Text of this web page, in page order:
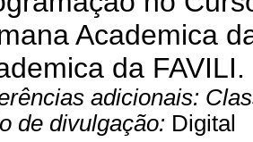
Academica
da FAVILI.
adicionais:
de divulgação: Digital